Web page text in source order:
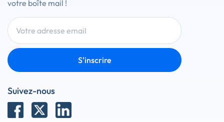
votre boîte mail !
S'inscrire
Suivez-nous